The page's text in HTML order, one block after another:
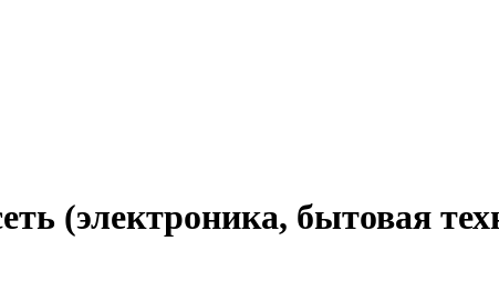
(электроника, бытовая